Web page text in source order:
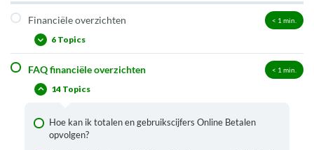
Financiële overzichten < 1 min.
6 Topics
Basisbegrippen voor financiële overzichten
Codes financiële organisatie/dagboeken
Kasdetails
FAQ financiële overzichten < 1 min.
14 Topics
Hoe kan ik totalen en gebruikscijfers Online Betalen
opvolgen?